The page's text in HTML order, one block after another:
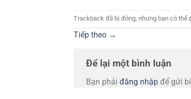
Trackback đã bị đóng, nhưng bạn có thể
Tiếp theo →
Để lại một bình luận
Bạn phải đăng nhập để gửi